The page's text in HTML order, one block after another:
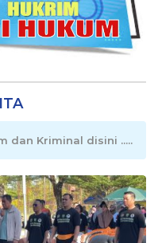
dan Kriminal disini .....